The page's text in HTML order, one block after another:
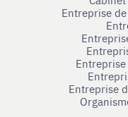
Entreprise
Entreprise